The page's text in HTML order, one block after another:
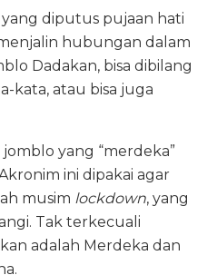
diputus pujaan hati
hubungan dalam
Dadakan, bisa dibilang
kata, atau bisa juga
yang “merdeka”
ini dipakai agar
musim lockdown, yang
Tak terkecuali
adalah Merdeka dan